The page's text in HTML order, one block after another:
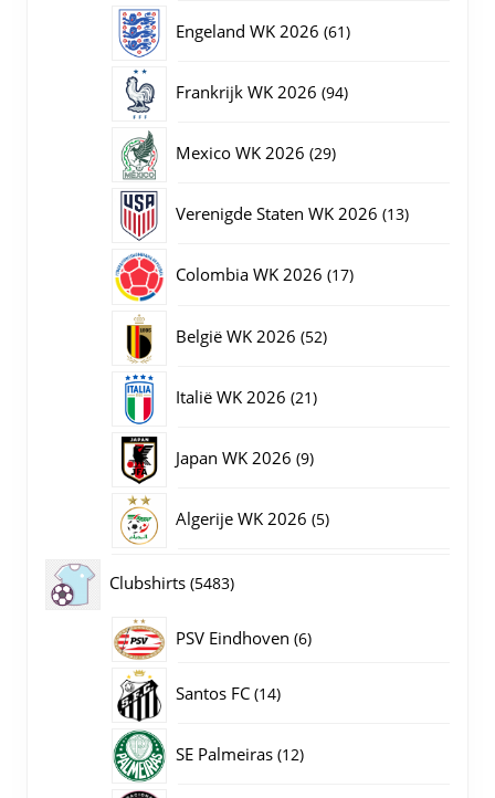
Engeland WK 2026 6161
Frankrijk WK 2026 9494
Mexico WK 2026 2929
Verenigde Staten WK 2026 1313
Colombia WK 2026 1717
België WK 2026 5252
Italië WK 2026 2121
Japan WK 2026 99
Algerije WK 2026 55
Clubshirts 54835483
producten
PSV Eindhoven 66
Santos FC 1414
SE Palmeiras 1212